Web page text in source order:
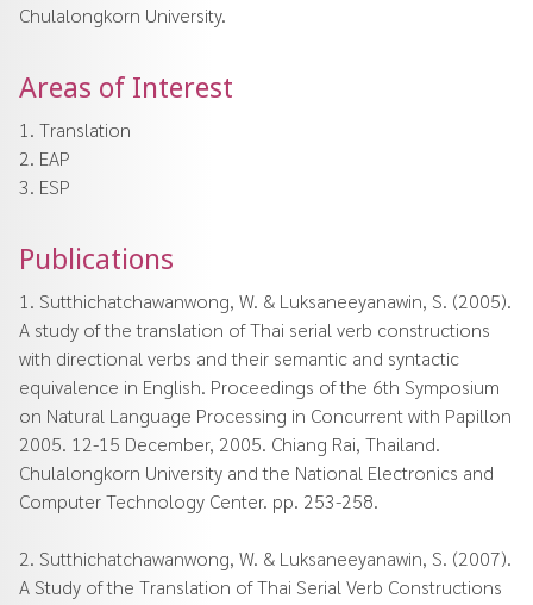
Chulalongkorn University.
Areas of Interest
1. Translation
2. EAP
3. ESP
Publications
1. Sutthichatchawanwong, W. & Luksaneeyanawin, S. (2005).
A study of the translation of Thai serial verb constructions
with directional verbs and their semantic and syntactic
equivalence in English. Proceedings of the 6th Symposium
on Natural Language Processing in Concurrent with Papillon
2005. 12-15 December, 2005. Chiang Rai, Thailand.
Chulalongkorn University and the National Electronics and
Computer Technology Center. pp. 253-258.
2. Sutthichatchawanwong, W. & Luksaneeyanawin, S. (2007).
A Study of the Translation of Thai Serial Verb Constructions